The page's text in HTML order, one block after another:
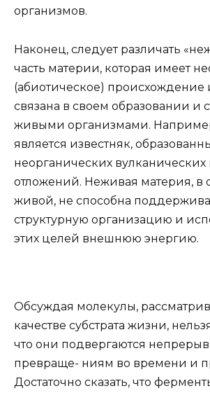
организмов.
Наконец, следует различать
часть материи, которая имеет
(абиотическое) происхождение
связана в своем образовании и
живыми организмами.
является известняк,
неорганических вулканических
отложений. Неживая материя, в
живой, не способна
структурную организацию и
этих целей внешнюю энергию.
Обсуждая молекулы,
качестве субстрата жизни,
что они подвергаются
превраще- ниям во времени и
Достаточно сказать, что